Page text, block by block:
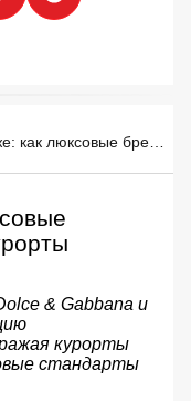
Мода на пляже: как люксовые бренды захватывают курорты Средиземноморья
& Gabbana и
курорты
стандарты